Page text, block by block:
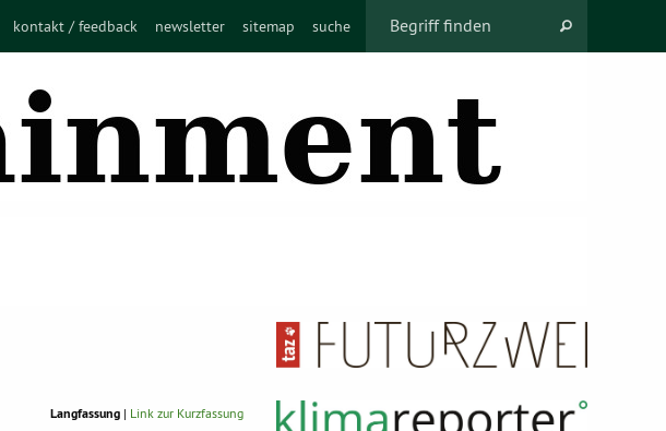
kontakt / feedback newsletter sitemap suche
Langfassung | Link zur Kurzfassung